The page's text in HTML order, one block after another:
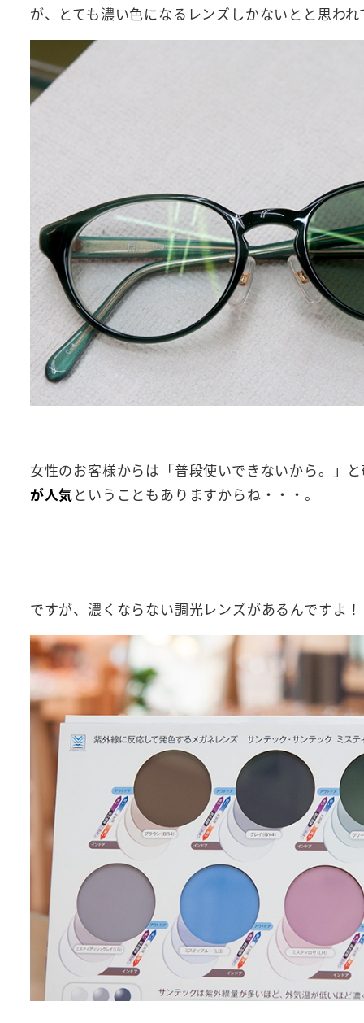
が、とても濃い色になるレンズしかないとと思われ
女性のお客様からは「普段使いできないから。」
が人気ということもありますからね・・・。
ですが、濃くならない調光レンズがあるんですよ